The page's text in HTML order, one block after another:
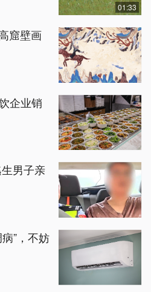
01:33
窟壁画
企业销
男子亲
”，不妨